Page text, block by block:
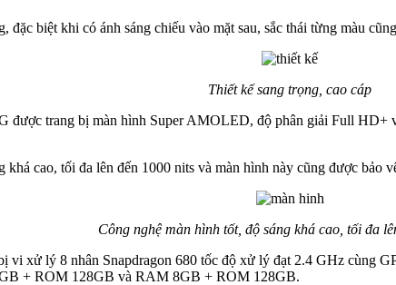
đặc biệt khi có ánh sáng chiếu vào mặt sau, sắc thái từng màu
Thiết kế sang trọng, cao cáp
được trang bị màn hình Super AMOLED, độ phân giải Full HD+
khá cao, tối đa lên đến 1000 nits và màn hình này cũng được
Công nghệ màn hình tốt, độ sáng khá cao, tối đa
vi xử lý 8 nhân Snapdragon 680 tốc độ xử lý đạt 2.4 GHz cùng
+ ROM 128GB và RAM 8GB + ROM 128GB.